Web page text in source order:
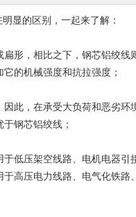
显的区别，一起来了解：
形，相比之下，钢芯铝绞线
的机械强度和抗拉强度；
此，在承受大负荷和恶劣环
钢芯铝绞线；
低压架空线路、电机电器引
高压电力线路、电气化铁路、